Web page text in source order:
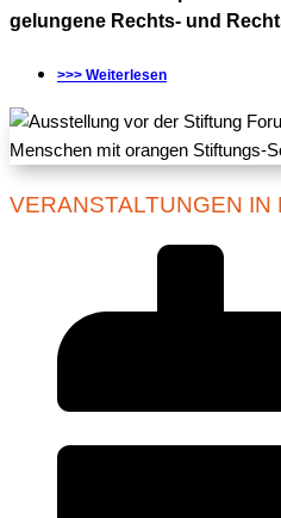
gelungene Rechts- und
>>> Weiterlesen
VERANSTALTUNGEN IN